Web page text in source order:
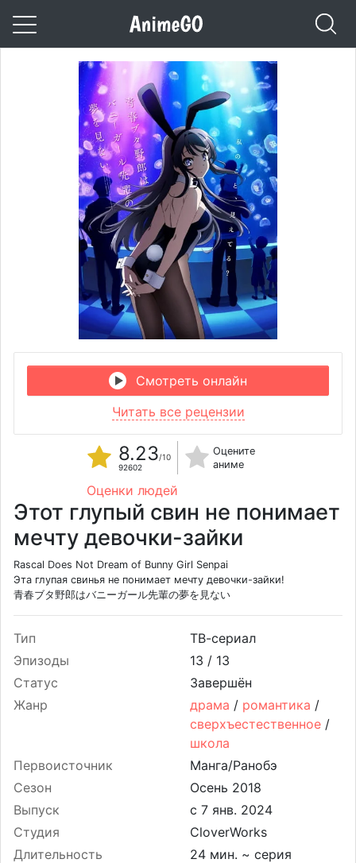
Смотреть онлайн
Читать все рецензии
8.23/10
92602
Оцените
аниме
Оценки людей
Этот глупый свин не понимает
мечту девочки-зайки
Rascal Does Not Dream of Bunny Girl Senpai
Эта глупая свинья не понимает мечту девочки-зайки!
青春ブタ野郎はバニーガール先輩の夢を見ない
Тип
ТВ-сериал
Эпизоды
13 / 13
Статус
Завершён
Жанр
драма / романтика /
сверхъестественное /
школа
Первоисточник
Манга/Ранобэ
Сезон
Осень 2018
Выпуск
Студия
CloverWorks
Длительность
24 мин. ~ серия